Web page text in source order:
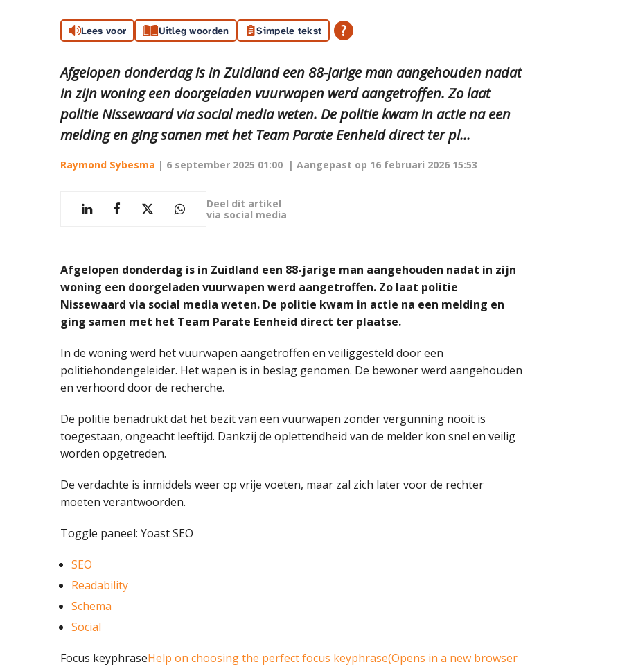
Lees voor Uitleg woorden Simpele tekst
Afgelopen donderdag is in Zuidland een 88-jarige man aangehouden nadat
in zijn woning een doorgeladen vuurwapen werd aangetroffen. Zo laat
politie Nissewaard via social media weten. De politie kwam in actie na een
melding en ging samen met het Team Parate Eenheid direct ter pl...
Raymond Sybesma | 6 september 2025 01:00 | Aangepast op 16 februari 2026 15:53
Deel dit artikel
via social media
Afgelopen donderdag is in Zuidland een 88-jarige man aangehouden nadat in zijn
woning een doorgeladen vuurwapen werd aangetroffen. Zo laat politie
Nissewaard via social media weten. De politie kwam in actie na een melding en
ging samen met het Team Parate Eenheid direct ter plaatse.
In de woning werd het vuurwapen aangetroffen en veiliggesteld door een
politiehondengeleider. Het wapen is in beslag genomen. De bewoner werd aangehouden
en verhoord door de recherche.
De politie benadrukt dat het bezit van een vuurwapen zonder vergunning nooit is
toegestaan, ongeacht leeftijd. Dankzij de oplettendheid van de melder kon snel en veilig
worden opgetreden.
De verdachte is inmiddels weer op vrije voeten, maar zal zich later voor de rechter
moeten verantwoorden.
Toggle paneel: Yoast SEO
SEO
Readability
Schema
Social
Focus keyphraseHelp on choosing the perfect focus keyphrase(Opens in a new browser